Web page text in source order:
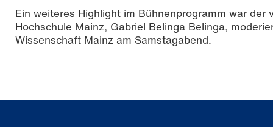
Ein weiteres Highlight im Bühnenprogramm war
Hochschule Mainz, Gabriel Belinga Belinga,
Wissenschaft Mainz am Samstagabend.